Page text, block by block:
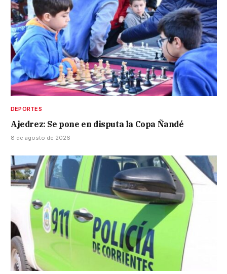
DEPORTES
Ajedrez: Se pone en disputa la Copa Ñandé
8 de agosto de 2026